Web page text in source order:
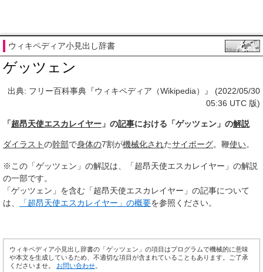
ウィキペディア小見出し辞書
ゲッツェン
出典: フリー百科事典『ウィキペディア（Wikipedia）』 (2022/05/30
05:36 UTC 版)
「超昂天使エスカレイヤー 」の記事における「ゲッツェン」の解説
ダイラストの幹部で身体の7割が機械化されたサイボーグ。鞭使い。
※この「ゲッツェン」の解説は、「超昂天使エスカレイヤー」の解説
の一部です。
「ゲッツェン」を含む「超昂天使エスカレイヤー」の記事について
は、
「超昂天使エスカレイヤー」の概要を参照ください。
ウィキペディア小見出し辞書の「ゲッツェン」の項目はプログラムで機械的に意味
や本文を生成しているため、不適切な項目が含まれていることもあります。ご了承
くださいませ。 お問い合わせ